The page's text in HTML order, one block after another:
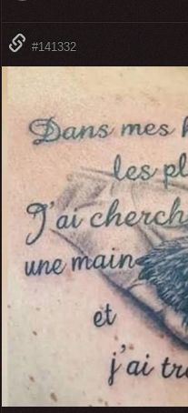
#141332